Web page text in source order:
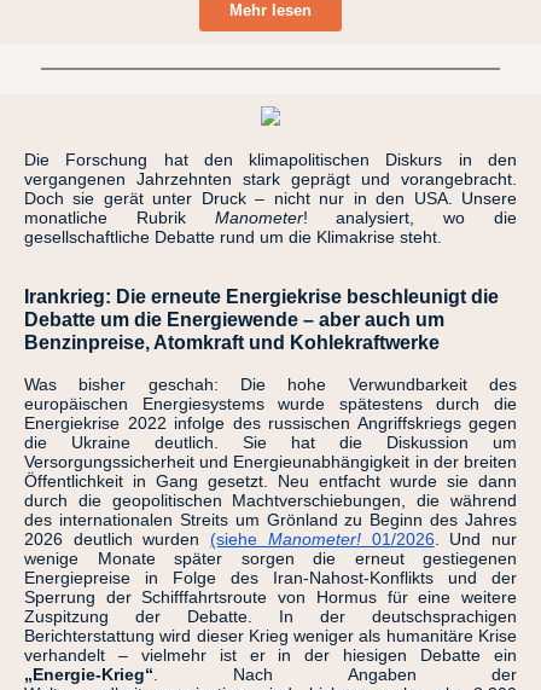
Mehr lesen
Die Forschung hat den klimapolitischen Diskurs in den
vergangenen Jahrzehnten stark geprägt und vorangebracht.
Doch sie gerät unter Druck – nicht nur in den USA. Unsere
monatliche Rubrik Manometer! analysiert, wo die
gesellschaftliche Debatte rund um die Klimakrise steht.
Irankrieg: Die erneute Energiekrise beschleunigt die
Debatte um die Energiewende – aber auch um
Benzinpreise, Atomkraft und Kohlekraftwerke
Was bisher geschah: Die hohe Verwundbarkeit des
europäischen Energiesystems wurde spätestens durch die
Energiekrise 2022 infolge des russischen Angriffskriegs gegen
die Ukraine deutlich. Sie hat die Diskussion um
Versorgungssicherheit und Energieunabhängigkeit in der breiten
Öffentlichkeit in Gang gesetzt. Neu entfacht wurde sie dann
durch die geopolitischen Machtverschiebungen, die während
des internationalen Streits um Grönland zu Beginn des Jahres
2026 deutlich wurden(siehe Manometer!01/2026. Und nur
wenige Monate später sorgen die erneut gestiegenen
Energiepreise in Folge des Iran-Nahost-Konflikts und der
Sperrung der Schifffahrtsroute von Hormus für eine weitere
Zuspitzung der Debatte. In der deutschsprachigen
Berichterstattung wird dieser Krieg weniger als humanitäre Krise
verhandelt – vielmehr ist er in der hiesigen Debatte ein
„Energie-Krieg“ . Nach Angaben der